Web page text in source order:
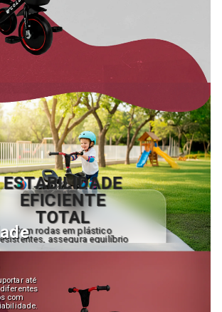
ESTABILIDADE
EFICIENTE
TOTAL
Com rodas em plástico
assegura equilíbrio
segurança durante
até
com